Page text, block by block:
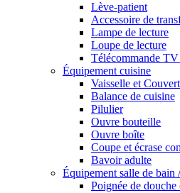
Lève-patient
Accessoire de
Lampe de lecture
Loupe de lecture
Télécommande
Équipement cuisine
Vaisselle et
Balance de cuisine
Pilulier
Ouvre bouteille
Ouvre boîte
Coupe et écrase
Bavoir adulte
Équipement salle de bain
Poignée de